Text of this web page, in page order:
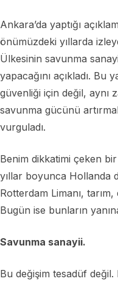
Ankara’da yaptığı
önümüzdeki yıllarda
Ülkesinin savunma
yapacağını açıkladı. Bu
güvenliği için değil, aynı
savunma gücünü
vurguladı.
Benim dikkatimi çeken
yıllar boyunca Hollanda
Rotterdam Limanı,
Bugün ise bunların
Savunma sanayii.
Bu değişim tesadüf